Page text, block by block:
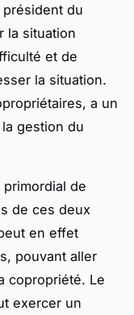
président du
la situation
et de
la situation.
a un
gestion du
de
de ces deux
en effet
pouvant aller
copropriété. Le
exercer un